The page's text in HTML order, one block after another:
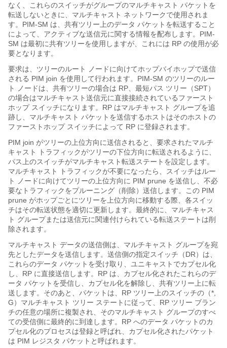
なく、これらのスイッチがグループのマルチキャスト パケットを
転送しないときに、マルチキャスト ネットワークで使用されま
す。PIM-SM は、共有ツリー上のデータ パケットを転送すること
によって、アクティブな送信元に関する情報を配布します。PIM-
SM は最初に共有ツリーを使用しますが、これには RP の使用が必
要となります。
要求は、ツリーのルート ノードに向けてホップバイホップで送信
される PIM join を使用して行われます。PIM-SM のツリーのルー
ト ノードは、共有ツリーの場合は RP、最短パス ツリー（SPT）
の場合はマルチキャスト送信元に直接接続されているファースト
ホップ スイッチになります。RP はマルチキャスト グループを追
跡し、マルチキャスト パケットを送信するホストはそのホストの
ファーストホップ スイッチによって RP に登録されます。
PIM join がツリーの上位方向に送信されると、要求されたマルチ
キャスト トラフィックがツリーの下位方向に転送されるように、
パス上のスイッチがマルチキャスト転送ステートを設定します。
マルチキャスト トラフィックが不要になったら、スイッチはルー
ト ノードに向けてツリーの上位方向に PIM prune を送信し、不必
要なトラフィックをプルーニング（削除）送信します。この PIM
prune がホップごとにツリーを上位方向に移動する際、各スイッ
チはその転送状態を適切に更新します。最終的に、マルチキャス
ト グループまたは送信元に関連付けられている転送ステートは削
除されます。
マルチキャスト データの送信側は、マルチキャスト グループを宛
先としたデータを送信します。送信側の指定スイッチ（DR）は、
これらのデータ パケットを受け取り、ユニキャストでカプセル化
し、RP に直接送信します。RP は、カプセル化されたこれらのデ
ータ パケットを受信し、カプセル化を解除し、共有ツリー上に転
送します。そのあと、パケットは、RP ツリー上のスイッチの（*,
G）マルチキャスト ツリー ステートに従って、RP ツリー ブラン
チの任意の場所に複製され、そのマルチキャスト グループのすべ
ての受信側に最終的に到達します。RP へのデータ パケットのカ
プセル化のプロセスは登録と呼ばれ、カプセル化されたパケット
は PIM レジスタ パケットと呼ばれます。